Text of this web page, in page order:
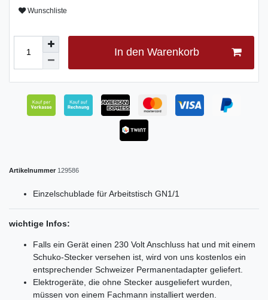
Wunschliste
In den Warenkorb
Artikelnummer 129586
Einzelschublade für Arbeitstisch GN1/1
wichtige Infos:
Falls ein Gerät einen 230 Volt Anschluss hat und mit einem
Schuko-Stecker versehen ist, wird von uns kostenlos ein
entsprechender Schweizer Permanentadapter geliefert.
Elektrogeräte, die ohne Stecker ausgeliefert wurden,
müssen von einem Fachmann installiert werden.